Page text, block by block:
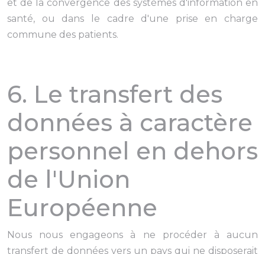
et de la convergence des systèmes d'information en
santé, ou dans le cadre d'une prise en charge
commune des patients.
6. Le transfert des
données à caractère
personnel en dehors
de l'Union
Européenne
Nous nous engageons à ne procéder à aucun
transfert de données vers un pays qui ne disposerait